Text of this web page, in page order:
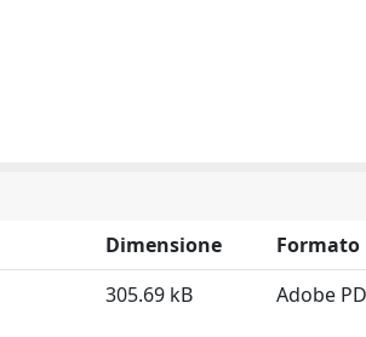
Dimensione
Formato
305.69 kB Adobe